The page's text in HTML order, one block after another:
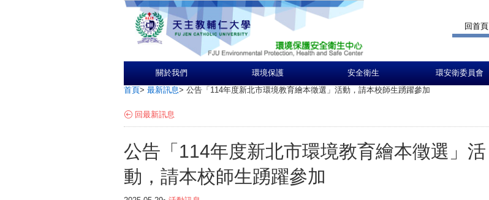
回首頁
關於我們 環境保護 安全衛生 環安衛委員會
首頁> 最新訊息> 公告「114年度新北市環境教育繪本徵選」活動，請本校師生踴躍參加
回最新訊息
公告「114年度新北市環境教育繪本徵選」活
動，請本校師生踴躍參加